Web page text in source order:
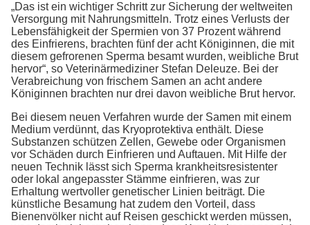
„Das ist ein wichtiger Schritt zur Sicherung der weltweiten
Versorgung mit Nahrungsmitteln. Trotz eines Verlusts der
Lebensfähigkeit der Spermien von 37 Prozent während
des Einfrierens, brachten fünf der acht Königinnen, die mit
diesem gefrorenen Sperma besamt wurden, weibliche Brut
hervor“, so Veterinärmediziner Stefan Deleuze. Bei der
Verabreichung von frischem Samen an acht andere
Königinnen brachten nur drei davon weibliche Brut hervor.
Bei diesem neuen Verfahren wurde der Samen mit einem
Medium verdünnt, das Kryoprotektiva enthält. Diese
Substanzen schützen Zellen, Gewebe oder Organismen
vor Schäden durch Einfrieren und Auftauen. Mit Hilfe der
neuen Technik lässt sich Sperma krankheitsresistenter
oder lokal angepasster Stämme einfrieren, was zur
Erhaltung wertvoller genetischer Linien beiträgt. Die
künstliche Besamung hat zudem den Vorteil, dass
Bienenvölker nicht auf Reisen geschickt werden müssen,